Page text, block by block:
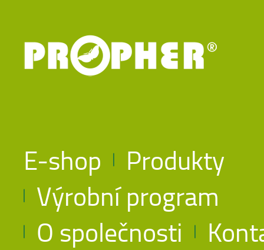
E-shop
Produkty
Výrobní program
O společnosti